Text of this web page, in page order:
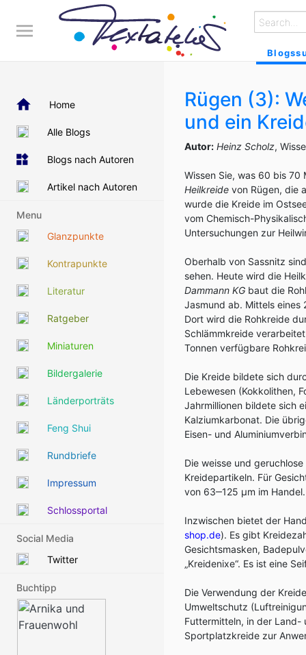
Home
Alle Blogs
Blogs nach Autoren
Artikel nach Autoren
Menu
Glanzpunkte
Kontrapunkte
Literatur
Ratgeber
Miniaturen
Bildergalerie
Länderporträts
Feng Shui
Rundbriefe
Impressum
Schlossportal
Social Media
Twitter
Buchtipp
Rügen (3):
und ein
Autor: Heinz Scholz,
Wissen Sie, was 60 bis 70
Heilkreide von Rügen, die
wurde die Kreide im
vom Chemisch-
Untersuchungen zur
Oberhalb von Sassnitz
sehen. Heute wird die
Dammann KG baut die
Jasmund ab. Mittels eines
Dort wird die Rohkreide
Schlämmkreide
Tonnen verfügbare
Die Kreide bildete sich
Lebewesen (Kokkolithen,
Jahrmillionen bildete sich
Kalziumkarbonat. Die
Eisen- und
Die weisse und
Kreidepartikeln. Für
von 63‒125 μm im Handel.
Inzwischen bietet der
shop.de). Es gibt
Gesichtsmasken,
„Kreidenixe“. Es ist eine
Die Verwendung der
Umweltschutz
Futtermitteln, in der Land-
Sportplatzkreide zur